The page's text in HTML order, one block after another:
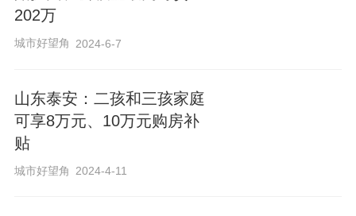
南宁市率先搭建线上“资金监管+带押过
户”的二手房创新型交易流程，推动带押过
现阶段，邕有家平台更是和南宁市不动产
登记中心（邕e登）达成联动合作，实现二
手房交易“资金监管+过户”的快速链接，打
202万
城市好望角 2024-6-7
山东泰安：二孩和三孩家庭
可享8万元、10万元购房补
贴
城市好望角 2024-4-11